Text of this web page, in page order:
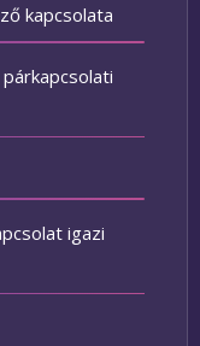
kapcsolata
igazi